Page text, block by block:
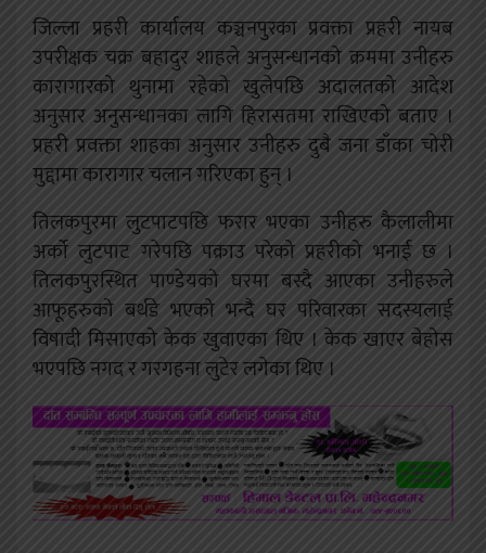
जिल्ला प्रहरी कार्यालय कञ्चनपुरका प्रवक्ता प्रहरी नायब
उपरीक्षक चक्र बहादुर शाहले अनुसन्धानको क्रममा उनीहरु
कारागारको थुनामा रहेको खुलेपछि अदालतको आदेश
अनुसार अनुसन्धानका लागि हिरासतमा राखिएको बताए ।
प्रहरी प्रवक्ता शाहका अनुसार उनीहरु दुबै जना डाँका चोरी
मुद्दामा कारागार चलान गरिएका हुन् ।
तिलकपुरमा लुटपाटपछि फरार भएका उनीहरु कैलालीमा
अर्को लुटपाट गरेपछि पक्राउ परेको प्रहरीको भनाई छ ।
तिलकपुरस्थित पाण्डेयको घरमा बस्दै आएका उनीहरुले
आफूहरुको बर्थडे भएको भन्दै घर परिवारका सदस्यलाई
विषादी मिसाएको केक खुवाएका थिए । केक खाएर बेहोस
भएपछि नगद र गरगहना लुटेर लगेका थिए ।